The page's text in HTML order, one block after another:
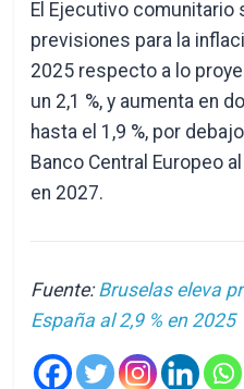
El Ejecutivo comunitario
previsiones para la
2025 respecto a lo
un 2,1 %, y aumenta en
hasta el 1,9 %, por
Banco Central Europeo
en 2027.
Fuente:Bruselas eleva
España al 2,9 % en 2025